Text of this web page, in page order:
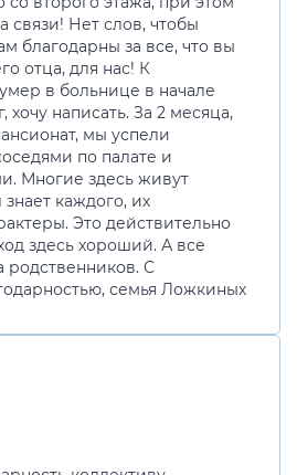
связи! Нет слов, чтобы
благодарны за все, что вы
отца, для нас! К
в больнице в начале
хочу написать. За 2 месяца,
мы успели
по палате и
Многие здесь живут
каждого, их
Это действительно
здесь хороший. А все
родственников. С
семья Ложкиных